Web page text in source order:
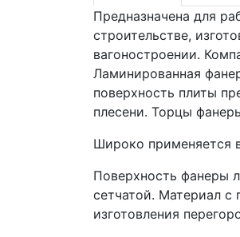
Предназначена для
строительстве,
вагоностроении.
Ламинированная
поверхность плиты
плесени. Торцы
Широко применяется
Поверхность фанеры
сетчатой. Материал с
изготовления